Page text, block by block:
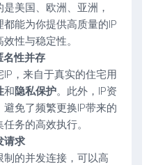
美国、欧洲、亚洲，
能为你提供高质量的IP
性与稳定性。
名性并存
，来自于真实的住宅用
和隐私保护。此外，IP资
免了频繁更换IP带来的
务的高效执行。
请求
的并发连接，可以高